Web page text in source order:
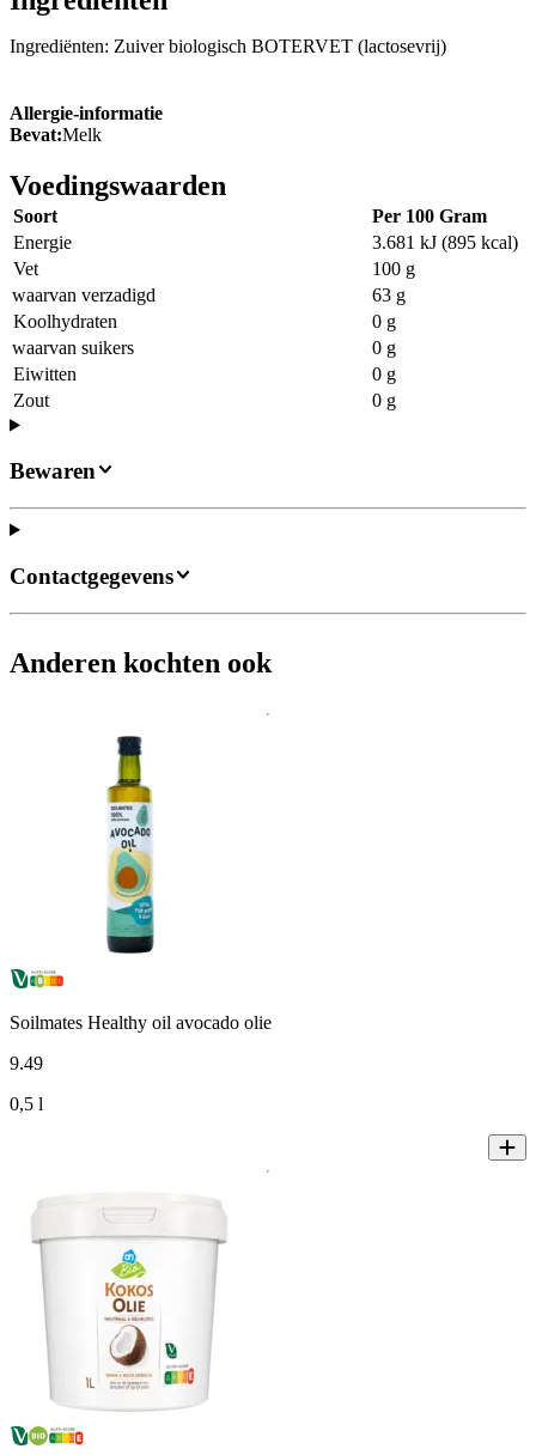
Ingrediënten: Zuiver biologisch BOTERVET (lactosevrij)
Allergie-informatie
Bevat:Melk
Voedingswaarden
Soort
Per 100 Gram
Energie
3.681 kJ (895 kcal)
Vet
100 g
waarvan verzadigd
63 g
Koolhydraten
0 g
waarvan suikers
0 g
Eiwitten
0 g
Zout
0 g
Bewaren
Contactgegevens
Anderen kochten ook
Soilmates Healthy oil avocado olie
9.49
0,5 l